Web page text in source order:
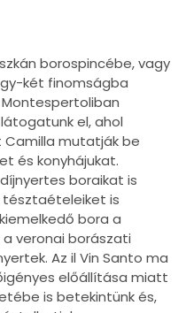
borospincébe, vagy
két finomságba
el, ahol
Camilla mutatják be
és konyhájukat.
boraikat is
tésztaételeiket is
bora a
a veronai borászati
Az il Vin Santo ma
előállítása miatt
is betekintünk és,